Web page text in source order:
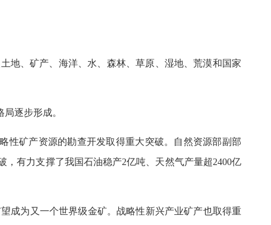
地、矿产、海洋、水、森林、草原、湿地、荒漠和国家
逐步形成。
性矿产资源的勘查开发取得重大突破。自然资源部副部
有力支撑了我国石油稳产2亿吨、天然气产量超2400亿
成为又一个世界级金矿。战略性新兴产业矿产也取得重